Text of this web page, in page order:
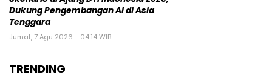
Dukung Pengembangan AI di Asia
Tenggara
Jumat, 7 Agu 2026 - 04:14 WIB
TRENDING